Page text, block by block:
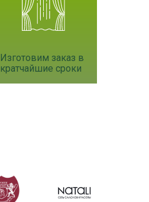
Изготовим заказ в
кратчайшие сроки